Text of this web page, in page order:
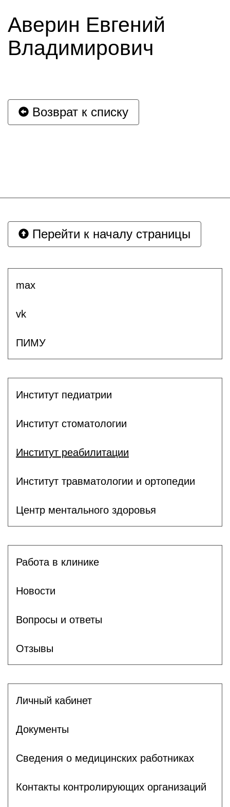
Аверин Евгений
Владимирович
Возврат к списку
Перейти к началу страницы
max
vk
ПИМУ
Институт педиатрии
Институт стоматологии
Институт реабилитации
Институт травматологии и ортопедии
Центр ментального здоровья
Работа в клинике
Новости
Вопросы и ответы
Отзывы
Личный кабинет
Документы
Сведения о медицинских работниках
Контакты контролирующих организаций